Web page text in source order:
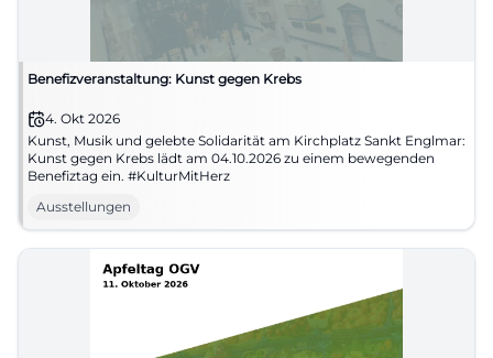
Benefizveranstaltung: Kunst gegen Krebs
4. Okt 2026
Kunst, Musik und gelebte Solidarität am Kirchplatz Sankt Englmar:
Kunst gegen Krebs lädt am 04.10.2026 zu einem bewegenden
Benefiztag ein. #KulturMitHerz
Ausstellungen